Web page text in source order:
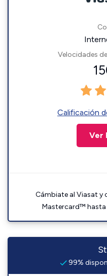
Velocidades
Calificación
Ver
Cámbiate al Viasat y
Mastercard™ hasta
99%